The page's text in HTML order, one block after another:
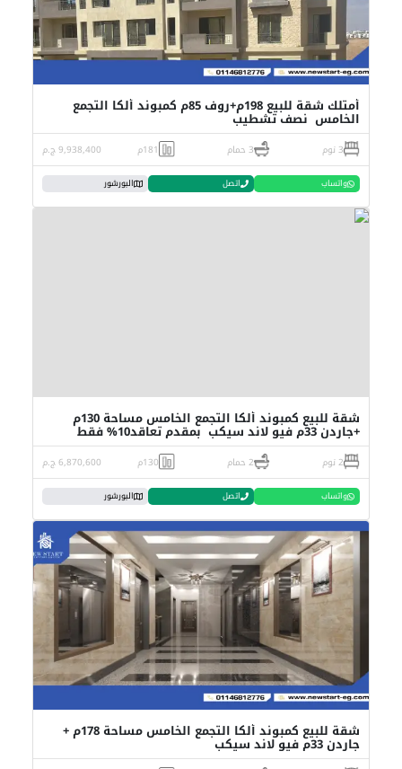
أمتلك شقة للبيع 198م+روف 85م كمبوند ألكا التجمع
الخامس نصف تشطيب
3 نوم 3 حمام 181م 9,938,400 ج.م
واتساب اتصل البورشور
شقة للبيع كمبوند ألكا التجمع الخامس مساحة 130م
+جاردن 33م فيو لاند سيكب بمقدم تعاقد10% فقط
2 نوم 2 حمام 130م 6,870,600 ج.م
واتساب اتصل البورشور
شقة للبيع كمبوند ألكا التجمع الخامس مساحة 178م +
جاردن 33م فيو لاند سيكب